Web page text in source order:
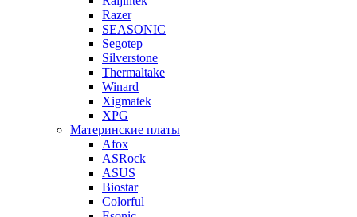
Razer
SEASONIC
Segotep
Silverstone
Thermaltake
Winard
Xigmatek
XPG
Материнские платы
Afox
ASRock
ASUS
Biostar
Colorful